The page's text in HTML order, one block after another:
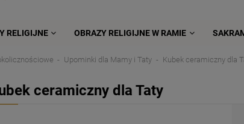
RELIGIJNE OBRAZY RELIGIJNE W RAMIE
Upominki dla Mamy i Taty Kubek ceramiczny dla
ceramiczny dla Taty